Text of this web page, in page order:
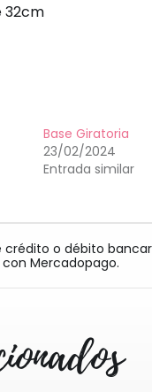
32cm
Base Giratoria
23/02/2024
Entrada similar
o débito
Mercadopago.